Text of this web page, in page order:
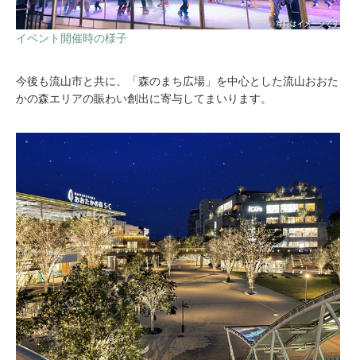
イベント開催時の様子
今後も流山市と共に、「森のまち広場」を中心とした流山おおた
かの森エリアの賑わい創出に寄与してまいります。